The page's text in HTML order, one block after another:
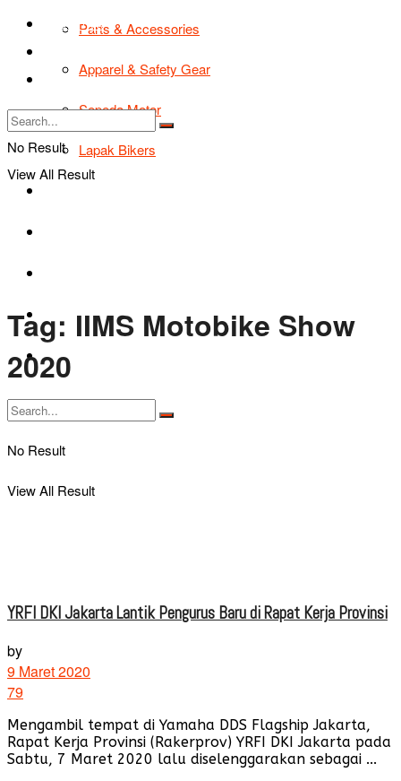
Parts & Accessories
Apparel & Safety Gear
Sepeda Motor
Lapak Bikers
Bikers Cars
Tentang Kami
No Result
View All Result
TIPS & TRIK
Tentang Kami
No Result
View All Result
Tag: IIMS Motobike Show
2020
YRFI DKI Jakarta Lantik Pengurus Baru di Rapat Kerja Provinsi
by
9 Maret 2020
79
Mengambil tempat di Yamaha DDS Flagship Jakarta,
Rapat Kerja Provinsi (Rakerprov) YRFI DKI Jakarta pada
Sabtu, 7 Maret 2020 lalu diselenggarakan sebagai ...